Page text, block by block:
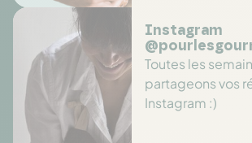
Instagram
Toutes les
partageons vos
Instagram :)